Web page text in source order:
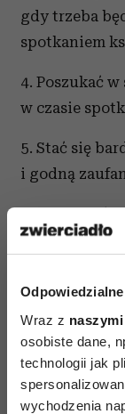
Wraz z
osobiste dane,
technologii jak
wychodzenia
gdy trzeba
spotkaniem
4. Poszukać
w czasie
5. Stać się
i godną
i cierpliwość,